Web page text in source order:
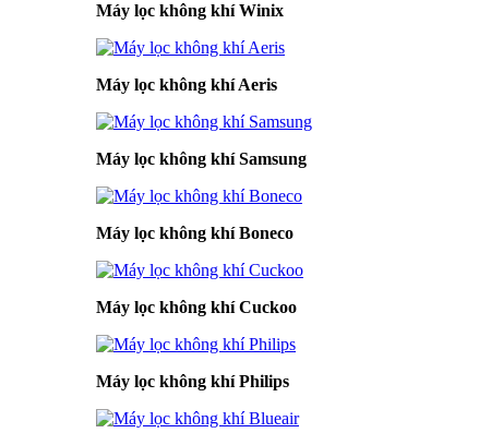
Máy lọc không khí Winix
Máy lọc không khí Aeris
Máy lọc không khí Samsung
Máy lọc không khí Boneco
Máy lọc không khí Cuckoo
Máy lọc không khí Philips